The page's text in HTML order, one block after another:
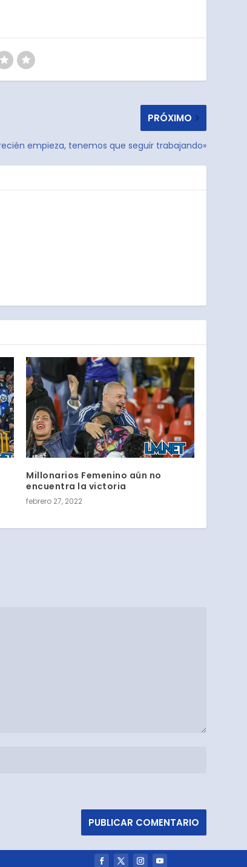
PRÓXIMO
empieza, tenemos que seguir trabajando»
Millonarios Femenino aún no
encuentra la victoria
febrero 27, 2022